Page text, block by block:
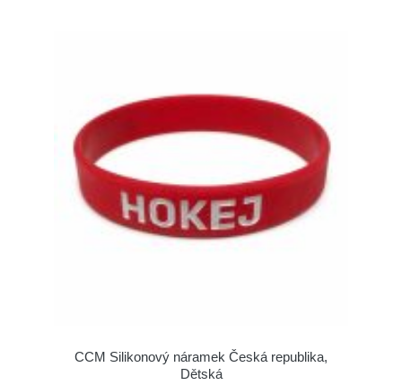
CCM Silikonový náramek Česká republika,
Dětská